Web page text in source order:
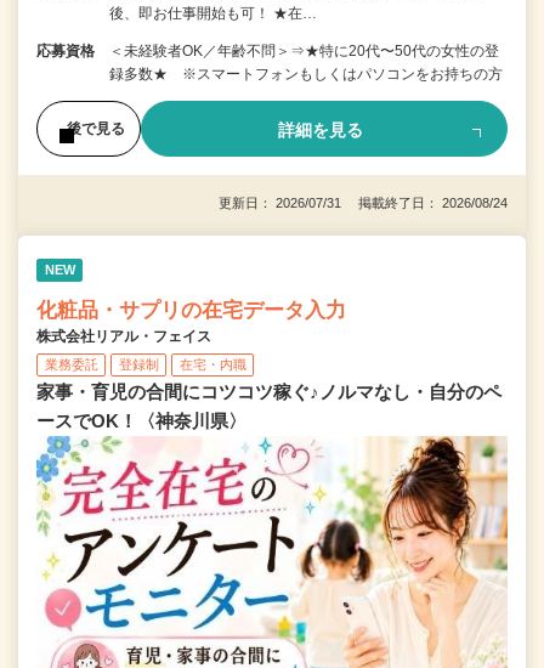
後、即お仕事開始も可！ ★在…
応募資格
＜未経験者OK／年齢不問＞⇒★特に20代〜50代の女性の登
録多数★ ※スマートフォンもしくはパソコンをお持ちの方
後で見る 詳細を見る
更新日： 2026/07/31 掲載終了日： 2026/08/24
NEW
化粧品・サプリの在宅データ入力
株式会社リアル・フェイス
業務委託 登録制 在宅・内職
家事・育児の合間にコツコツ稼ぐ♪ノルマなし・自分のペ
ースでOK！〈神奈川県〉